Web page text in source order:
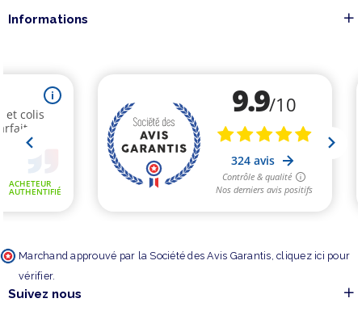
Informations
Marchand approuvé par la Société des Avis Garantis, cliquez ici pour
vérifier.
Suivez nous